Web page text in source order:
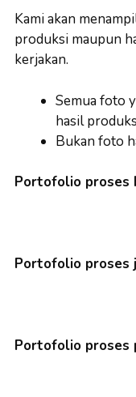
Kami akan
produksi maupun
kerjakan.
Semua foto
hasil
Bukan foto
Portofolio proses
Portofolio proses
Portofolio proses